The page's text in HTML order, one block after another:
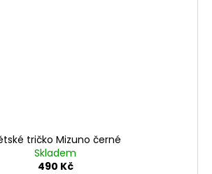
tričko Mizuno černé
Skladem
490 Kč